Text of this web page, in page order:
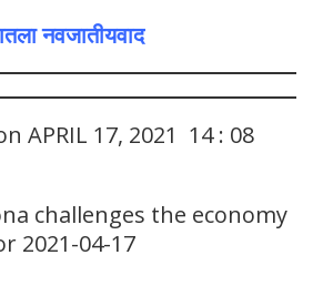
नवजातीयवाद
APRIL 17, 2021 14 : 08
challenges the economy
2021-04-17